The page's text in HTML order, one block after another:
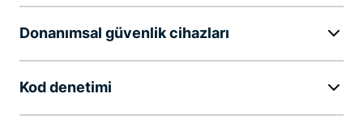
Donanımsal güvenlik cihazları
Kod denetimi